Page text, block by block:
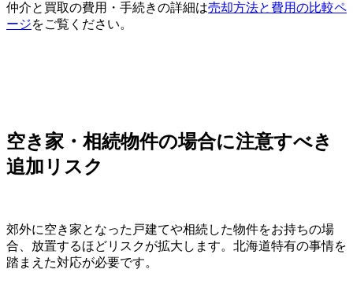
仲介と買取の費用・手続きの詳細は売却方法と費用の比較ペ
ージをご覧ください。
空き家・相続物件の場合に注意すべき
追加リスク
郊外に空き家となった戸建てや相続した物件をお持ちの場
合、放置するほどリスクが拡大します。北海道特有の事情を
踏まえた対応が必要です。